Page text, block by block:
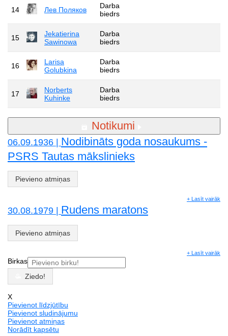
14 Лев Поляков
Darba
biedrs
15
Jekatierina
Sawinowa
Darba
biedrs
16
Larisa
Golubkina
Darba
biedrs
17
Norberts
Kuhinke
Darba
biedrs
Notikumi
06.09.1936 | Nodibināts goda nosaukums -
PSRS Tautas mākslinieks
Pievieno atmiņas
+ Lasīt vairāk
30.08.1979 | Rudens maratons
Pievieno atmiņas
+ Lasīt vairāk
Birkas
Ziedo!
X
Pievienot līdzjūtību
Pievienot sludinājumu
Pievienot atmiņas
Norādīt kapsētu